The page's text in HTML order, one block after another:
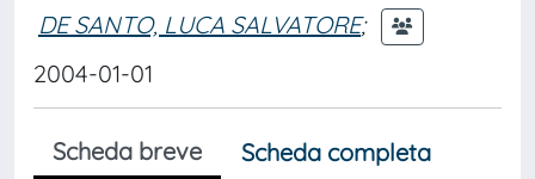
DE SANTO, LUCA SALVATORE;
2004-01-01
Scheda breve
Scheda completa